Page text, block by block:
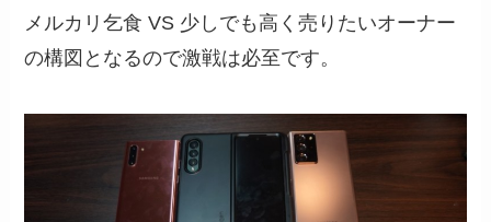
メルカリ乞食 VS 少しでも高く売りたいオーナー
の構図となるので激戦は必至です。